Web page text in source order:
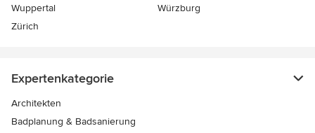
Wuppertal
Würzburg
Zürich
Expertenkategorie
Architekten
Badplanung & Badsanierung